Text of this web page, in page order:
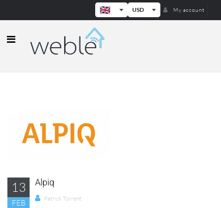
USD My account
Weble — Industrial IoT gateways &
13
FEB
Alpiq
Patrick Torrent